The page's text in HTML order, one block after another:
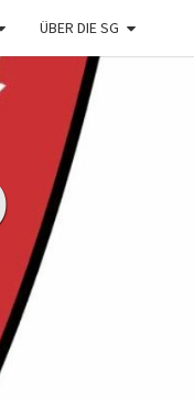
ÜBER DIE SG